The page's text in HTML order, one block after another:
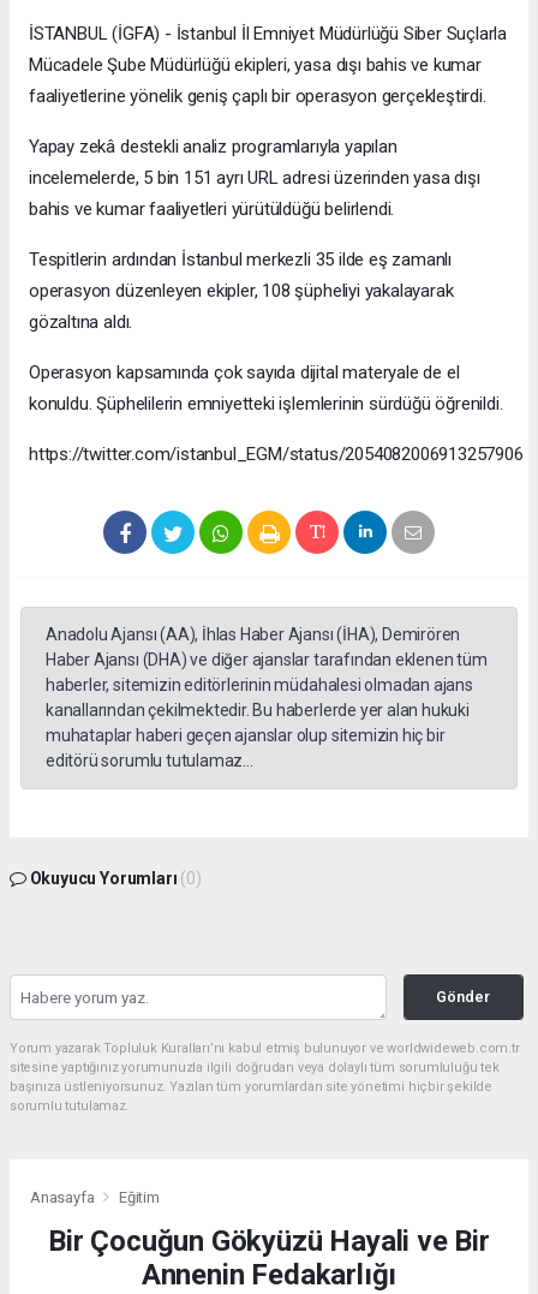
İSTANBUL (İGFA) - İstanbul İl Emniyet Müdürlüğü Siber Suçlarla
Mücadele Şube Müdürlüğü ekipleri, yasa dışı bahis ve kumar
faaliyetlerine yönelik geniş çaplı bir operasyon gerçekleştirdi.
Yapay zekâ destekli analiz programlarıyla yapılan
incelemelerde, 5 bin 151 ayrı URL adresi üzerinden yasa dışı
bahis ve kumar faaliyetleri yürütüldüğü belirlendi.
Tespitlerin ardından İstanbul merkezli 35 ilde eş zamanlı
operasyon düzenleyen ekipler, 108 şüpheliyi yakalayarak
gözaltına aldı.
Operasyon kapsamında çok sayıda dijital materyale de el
konuldu. Şüphelilerin emniyetteki işlemlerinin sürdüğü öğrenildi.
https://twitter.com/istanbul_EGM/status/2054082006913257906
Anadolu Ajansı (AA), İhlas Haber Ajansı (İHA), Demirören
Haber Ajansı (DHA) ve diğer ajanslar tarafından eklenen tüm
haberler, sitemizin editörlerinin müdahalesi olmadan ajans
kanallarından çekilmektedir. Bu haberlerde yer alan hukuki
muhataplar haberi geçen ajanslar olup sitemizin hiç bir
editörü sorumlu tutulamaz...
Okuyucu Yorumları (0)
Gönder
Yorum yazarak Topluluk Kuralları’nı kabul etmiş bulunuyor ve worldwideweb.com.tr
sitesine yaptığınız yorumunuzla ilgili doğrudan veya dolaylı tüm sorumluluğu tek
başınıza üstleniyorsunuz. Yazılan tüm yorumlardan site yönetimi hiçbir şekilde
sorumlu tutulamaz.
Anasayfa Eğitim
Bir Çocuğun Gökyüzü Hayali ve Bir
Annenin Fedakarlığı